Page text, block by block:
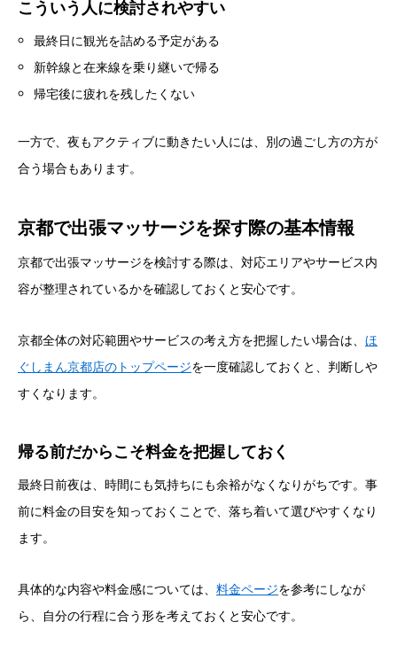
こういう人に検討されやすい
最終日に観光を詰める予定がある
新幹線と在来線を乗り継いで帰る
帰宅後に疲れを残したくない
一方で、夜もアクティブに動きたい人には、別の過ごし方の方が
合う場合もあります。
京都で出張マッサージを探す際の基本情報
京都で出張マッサージを検討する際は、対応エリアやサービス内
容が整理されているかを確認しておくと安心です。
京都全体の対応範囲やサービスの考え方を把握したい場合は、 ほ
ぐしまん京都店のトップページを一度確認しておくと、判断しや
すくなります。
帰る前だからこそ料金を把握しておく
最終日前夜は、時間にも気持ちにも余裕がなくなりがちです。事
前に料金の目安を知っておくことで、落ち着いて選びやすくなり
ます。
具体的な内容や料金感については、 料金ページを参考にしなが
ら、自分の行程に合う形を考えておくと安心です。